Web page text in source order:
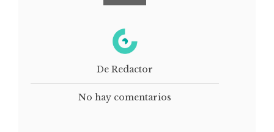
De Redactor
No hay comentarios